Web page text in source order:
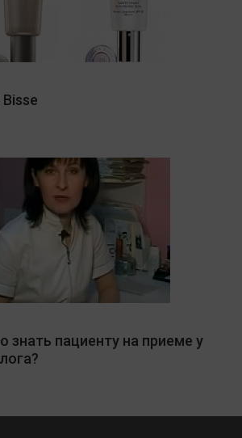
знать пациенту на приеме у